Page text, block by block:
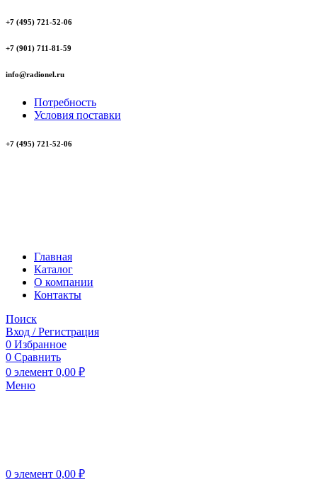
+7 (495) 721-52-06
+7 (901) 711-81-59
info@radionel.ru
Потребность
Условия поставки
+7 (495) 721-52-06
Главная
Каталог
О компании
Контакты
Поиск
Вход / Регистрация
0 Избранное
0 Сравнить
0 элемент 0,00 ₽
Меню
0 элемент 0,00 ₽